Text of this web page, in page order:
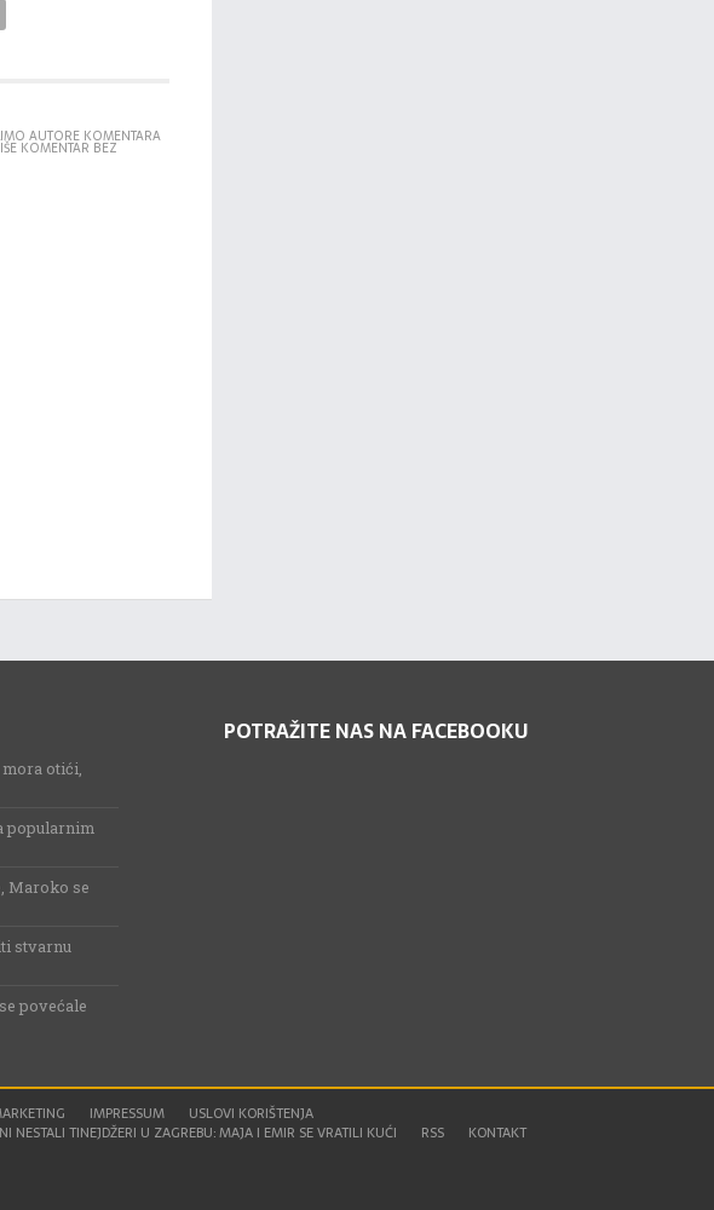
AUTORE KOMENTARA
KOMENTAR BEZ
otići,
popularnim
Maroko se
stvarnu
povećale
POTRAŽITE NAS NA FACEBOOKU
IMPRESSUM
USLOVI KORIŠTENJA
NESTALI TINEJDŽERI U ZAGREBU: MAJA I EMIR SE VRATILI KUĆI
RSS KONTAKT